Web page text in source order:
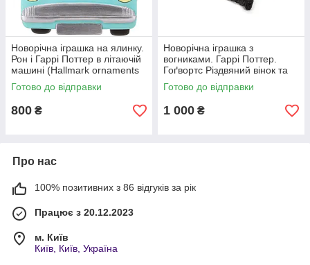
Новорічна іграшка на ялинку.
Рон і Гаррі Поттер в літаючій
машині (Hallmark ornaments
Ron & Harry Potter in Flying
Card)
Готово до відправки
800 ₴
Новорічна іграшка з
вогниками. Гаррі Поттер.
Гоґвортс Різдвяний вінок та
чарівна паличка.
Готово до відправки
1 000 ₴
Про нас
100% позитивних з 86 відгуків за рік
Працює з 20.12.2023
м. Київ
Київ, Київ, Україна